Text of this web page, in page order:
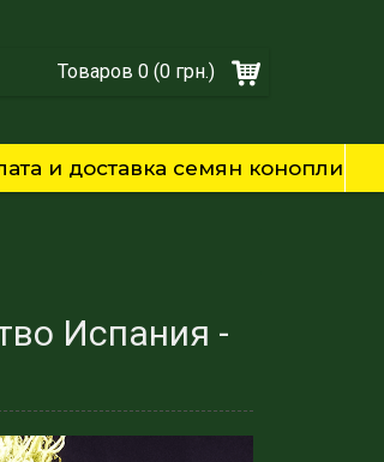
Товаров 0 (0 грн.)
и доставка семян конопли
Испания -